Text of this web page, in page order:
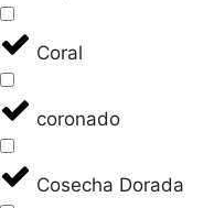
Coral
coronado
Cosecha Dorada